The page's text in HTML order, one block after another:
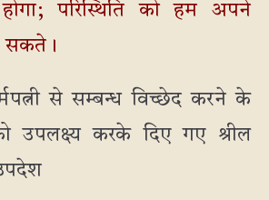
परिस्थिति को हम अपने
सकते।
से सम्बन्ध विच्छेद करने के
उपलक्ष्य करके दिए गए श्रील